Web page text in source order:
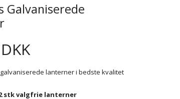
Galvaniserede
lanterner i bedste kvalitet
stk valgfrie lanterner